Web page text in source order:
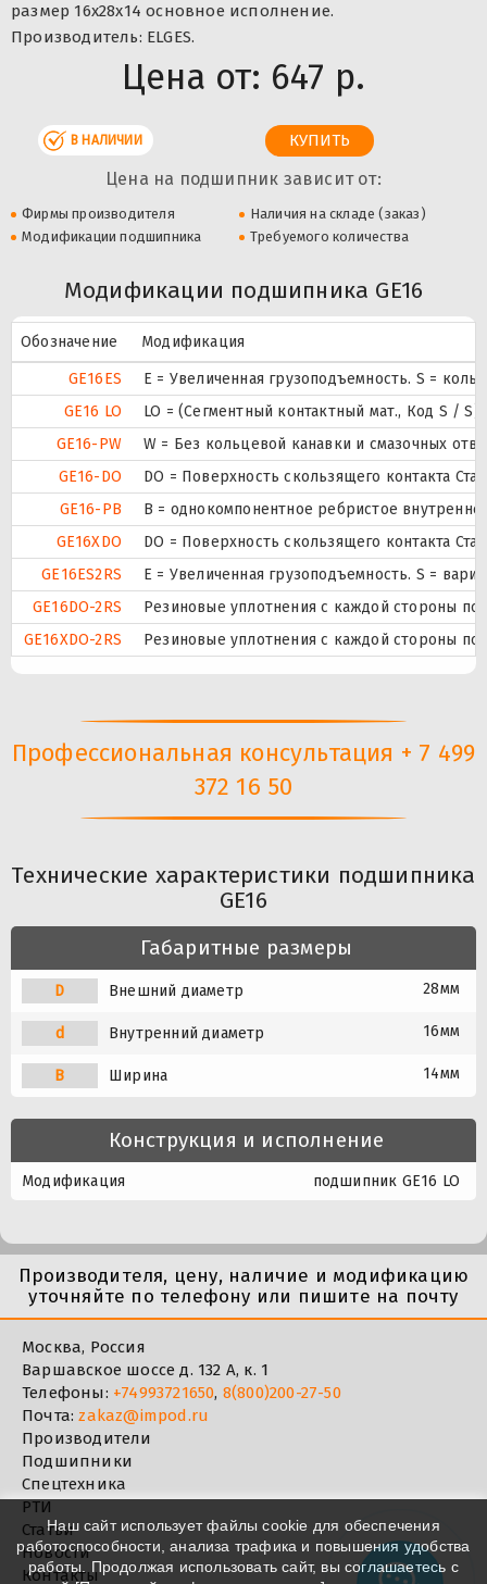
размер 16x28x14 основное исполнение.
Производитель: ELGES.
Цена от: 647 р.
В НАЛИЧИИ
Цена на подшипник зависит от:
Фирмы производителя
Наличия на складе (заказ)
Модификации подшипника
Требуемого количества
Модификации подшипника GE16
Обозначение
Модификация
GE16ES
E = Увеличенная грузоподъемность. S =
GE16 LO
LO = (Сегментный контактный мат., Код S /
GE16-PW
W = Без кольцевой канавки и смазочных
GE16-DO
DO = Поверхность скользящего контакта
GE16-PB
B = однокомпонентное ребристое
GE16XDO
DO = Поверхность скользящего контакта
GE16ES2RS
E = Увеличенная грузоподъемность. S =
GE16DO-2RS
Резиновые уплотнения с каждой стороны
GE16XDO-2RS
Резиновые уплотнения с каждой стороны
Профессиональная консультация + 7 499
372 16 50
Технические характеристики подшипника
GE16
Габаритные размеры
D Внешний диаметр 28мм
d Внутренний диаметр 16мм
B Ширина 14мм
Конструкция и исполнение
Модификация подшипник GE16 LO
Производителя, цену, наличие и модификацию
уточняйте по телефону или пишите на почту
Москва, Россия
Варшавское шоссе д. 132 А, к. 1
Телефоны: +74993721650, 8(800)200-27-50
Почта:zakaz@impod.ru
Производители
Подшипники
Спецтехника
РТИ
Статьи
Новости
Контакты
Наш сайт использует файлы cookie для обеспечения
работоспособности, анализа трафика и повышения удобства
работы. Продолжая использовать сайт, вы соглашаетесь с